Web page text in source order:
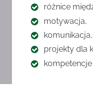
różnice
motywacja,
komunikacja,
projekty dla